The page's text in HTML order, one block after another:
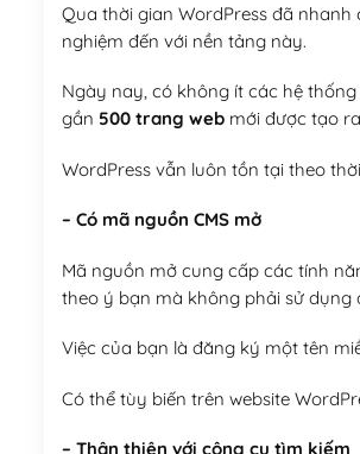
Qua thời gian WordPress đã
nghiệm đến với nền tảng này.
Ngày nay, có không ít các hệ
gần 500 trang webmới được tạo
WordPress vẫn luôn tồn tại theo
– Có mã nguồn CMS mở
Mã nguồn mở cung cấp các tính
theo ý bạn mà không phải sử dụng
Việc của bạn là đăng ký một tên
Có thể tùy biến trên website
– Thân thiện với công cụ tìm kiếm